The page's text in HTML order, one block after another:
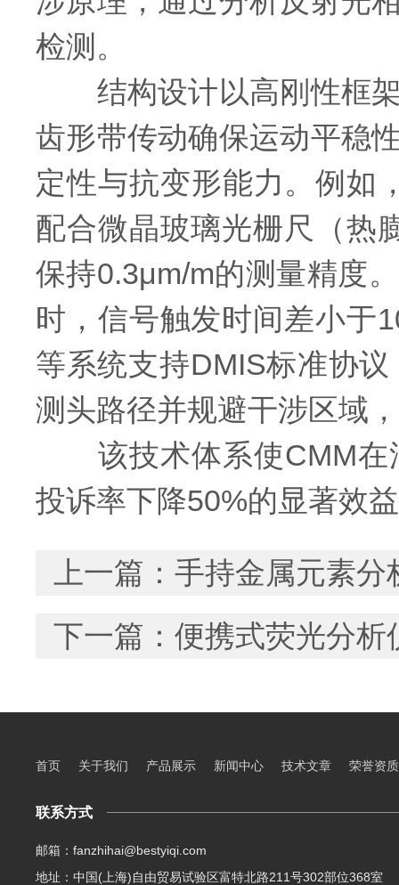
检测。
结构设计以高刚性框架
齿形带传动确保运动平稳
定性与抗变形能力。例如
配合微晶玻璃光栅尺（热
保持0.3μm/m的测量精度
时，信号触发时间差小于
等系统支持DMIS标准协
测头路径并规避干涉区域
该技术体系使CMM在
投诉率下降50%的显著效
上一篇： 手持金属元素分
下一篇： 便携式荧光分析
首页 关于我们 产品展示 新闻中心 技术文章 荣誉资质
联系方式
邮箱：fanzhihai@bestyiqi.com
地址：中国(上海)自由贸易试验区富特北路211号302部位368室